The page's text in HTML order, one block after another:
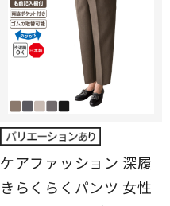
ケアファッション 深履
きらくらくパンツ 女性